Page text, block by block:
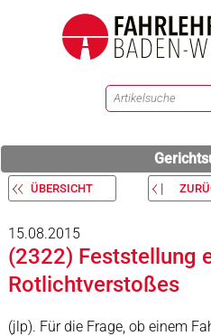
ÜBERSICHT
15.08.2015
(2322) Feststellung
Rotlichtverstoßes
(jlp). Für die Frage, ob einem